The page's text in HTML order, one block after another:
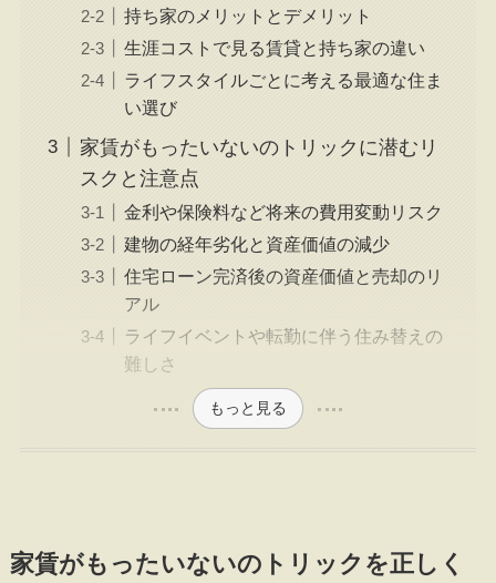
持ち家のメリットとデメリット
生涯コストで見る賃貸と持ち家の違い
ライフスタイルごとに考える最適な住ま
い選び
家賃がもったいないのトリックに潜むリ
スクと注意点
金利や保険料など将来の費用変動リスク
建物の経年劣化と資産価値の減少
住宅ローン完済後の資産価値と売却のリ
アル
ライフイベントや転勤に伴う住み替えの
難しさ
もっと見る
家賃がもったいないのトリックを正しく